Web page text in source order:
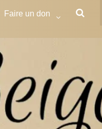
Faire un don